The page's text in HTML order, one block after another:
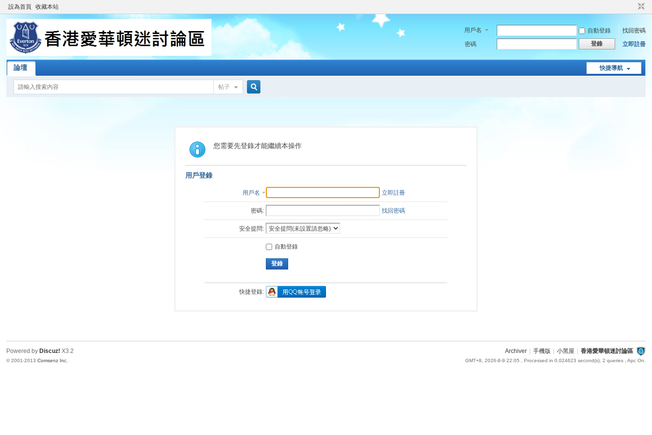
設為首頁 收藏本站
用戶名 自動登錄
找回密碼
密碼
登錄 立即註冊
快捷導航
論壇
帖子
索
您需要先登錄才能繼續本操作
用戶登錄
用戶名 立即註冊
密碼: 找回密碼
安全提問:
自動登錄
登錄
快捷登錄:
Archiver 手機版 小黑屋 香港愛華頓迷討論區
GMT+8, 2026-8-9 22:05 , Processed in 0.024623 second(s), 2 queries , Apc On.
Powered by Discuz! X3.2
© 2001-2013Comsenz Inc.